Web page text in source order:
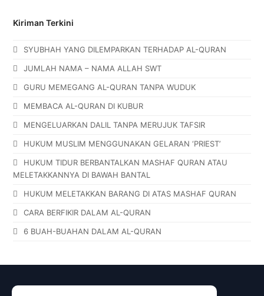
Kiriman Terkini
SYUBHAH YANG DILEMPARKAN TERHADAP AL-QURAN
JUMLAH NAMA – NAMA ALLAH SWT
GURU MEMEGANG AL-QURAN TANPA WUDUK
MEMBACA AL-QURAN DI KUBUR
MENGELUARKAN DALIL TANPA MERUJUK TAFSIR
HUKUM MUSLIM MENGGUNAKAN GELARAN ‘PRIEST’
HUKUM TIDUR BERBANTALKAN MASHAF QURAN ATAU
MELETAKKANNYA DI BAWAH BANTAL
HUKUM MELETAKKAN BARANG DI ATAS MASHAF QURAN
CARA BERFIKIR DALAM AL-QURAN
6 BUAH-BUAHAN DALAM AL-QURAN